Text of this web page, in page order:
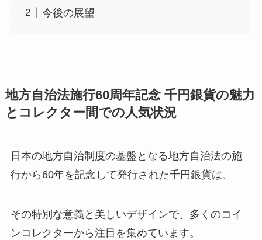
今後の展望
地方自治法施行60周年記念 千円銀貨の魅力
とコレクター間での人気状況
日本の地方自治制度の基盤となる地方自治法の施
行から60年を記念して発行された千円銀貨は、
その特別な意義と美しいデザインで、多くのコイ
ンコレクターから注目を集めています。